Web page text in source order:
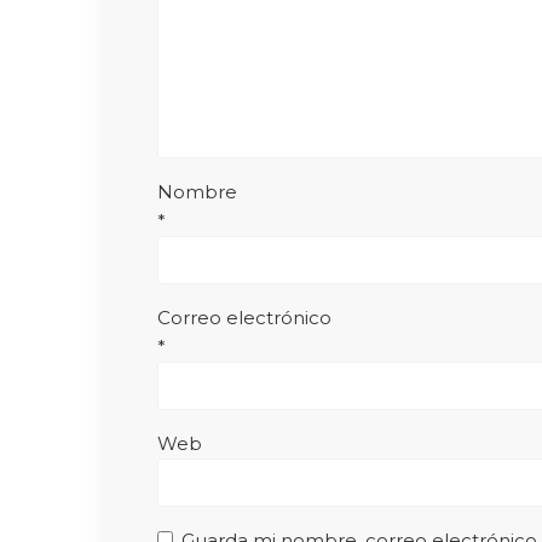
Nombre
*
Correo electrónico
*
Web